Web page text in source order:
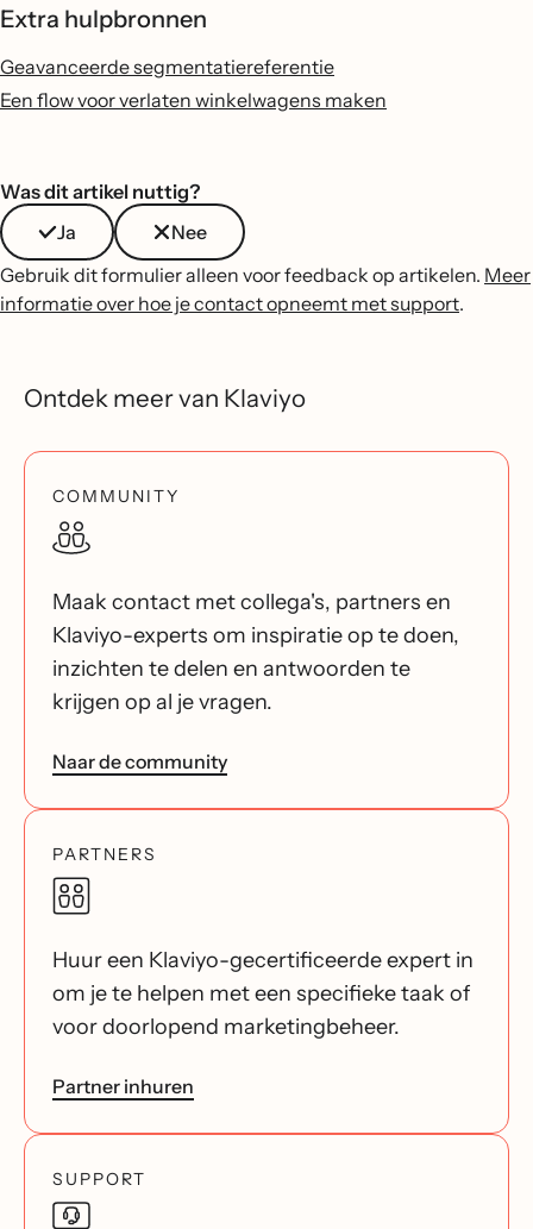
Extra hulpbronnen
Geavanceerde segmentatiereferentie
Een flow voor verlaten winkelwagens maken
Was dit artikel nuttig?
Ja
Nee
Gebruik dit formulier alleen voor feedback op artikelen. Meer
informatie over hoe je contact opneemt met support.
Ontdek meer van Klaviyo
COMMUNITY
Maak contact met collega's, partners en
Klaviyo-experts om inspiratie op te doen,
inzichten te delen en antwoorden te
krijgen op al je vragen.
Naar de community
PARTNERS
Huur een Klaviyo-gecertificeerde expert in
om je te helpen met een specifieke taak of
voor doorlopend marketingbeheer.
Partner inhuren
SUPPORT